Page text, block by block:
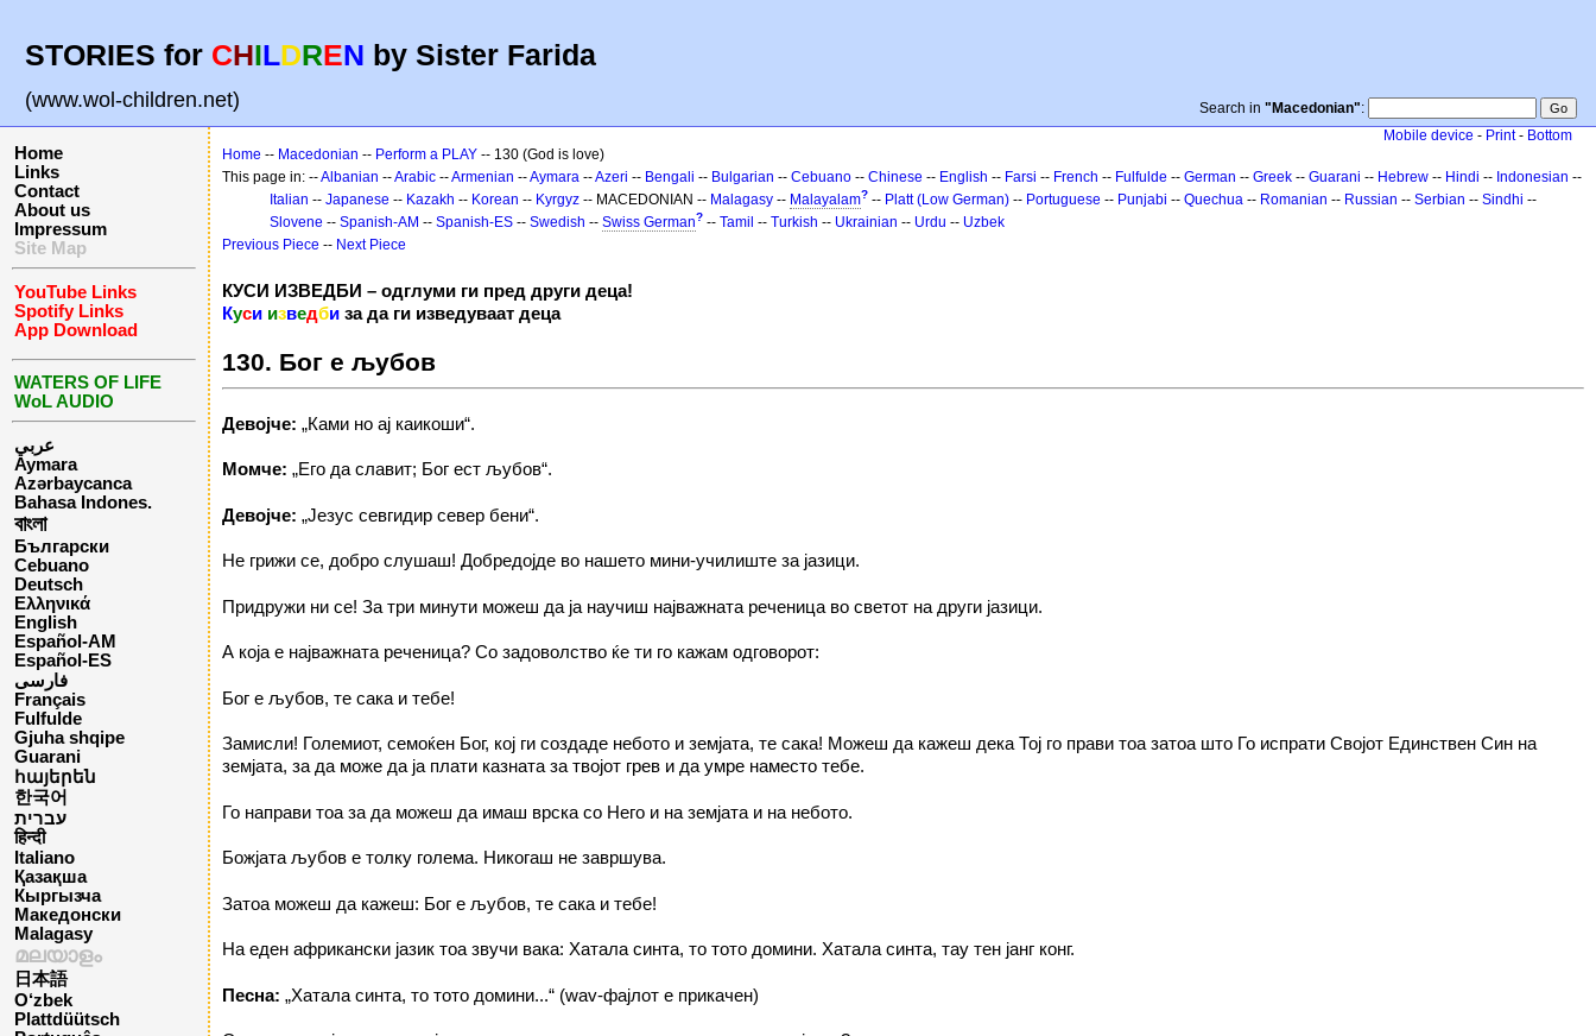
STORIES for CHILDREN by Sister Farida
(www.wol-children.net) Search in "Macedonian":
Home
Links
Contact
About us
Impressum
Site Map
YouTube Links
Spotify Links
App Download
WATERS OF LIFE
WoL AUDIO
عربي
Aymara
Azərbaycanca
Bahasa Indones.
বাংলা
Български
Cebuano
Deutsch
Ελληνικά
English
Español-AM
Español-ES
فارسی
Français
Fulfulde
Gjuha shqipe
Guarani
հայերեն
한국어
עברית
हिन्दी
Italiano
Қазақша
Кыргызча
Македонски
Malagasy
മലയാളം
日本語
O‘zbek
Plattdüütsch
Mobile device - Print- Bottom
Home -- Macedonian -- Perform a PLAY -- 130 (God is love)
This page in: --Albanian --Arabic --Armenian --Aymara --Azeri -- Bengali -- Bulgarian -- Cebuano -- Chinese -- English -- Farsi -- French -- Fulfulde -- German -- Greek -- Guarani -- Hebrew -- Hindi -- Indonesian --
Italian -- Japanese -- Kazakh -- Korean -- Kyrgyz -- MACEDONIAN -- Malagasy -- Malayalam? -- Platt (Low German) -- Portuguese -- Punjabi -- Quechua -- Romanian -- Russian -- Serbian -- Sindhi --
Slovene -- Spanish-AM -- Spanish-ES -- Swedish -- Swiss German? -- Tamil -- Turkish -- Ukrainian -- Urdu -- Uzbek
Previous Piece -- Next Piece
КУСИ ИЗВЕДБИ – одглуми ги пред други деца!
Куси изведби за да ги изведуваат деца
130. Бог е љубов
Девојче: „Ками но ај каикоши“.
Момче: „Его да славит; Бог ест љубов“.
Девојче: „Језус севгидир север бени“.
Не грижи се, добро слушаш! Добредојде во нашето мини-училиште за јазици.
Придружи ни се! За три минути можеш да ја научиш најважната реченица во светот на други јазици.
А која е најважната реченица? Со задоволство ќе ти го кажам одговорот:
Бог е љубов, те сака и тебе!
Замисли! Големиот, семоќен Бог, кој ги создаде небото и земјата, те сака! Можеш да кажеш дека Тој го прави тоа затоа што Го испрати Својот Единствен Син на
земјата, за да може да ја плати казната за твојот грев и да умре наместо тебе.
Го направи тоа за да можеш да имаш врска со Него и на земјата и на небото.
Божјата љубов е толку голема. Никогаш не завршува.
Затоа можеш да кажеш: Бог е љубов, те сака и тебе!
На еден африкански јазик тоа звучи вака: Хатала синта, то тото домини. Хатала синта, тау тен јанг конг.
Песна: „Хатала синта, то тото домини...“ (wav-фајлот е прикачен)